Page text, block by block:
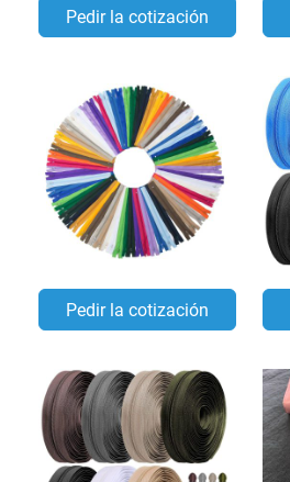
Pedir la cotización
Pedir la cotización